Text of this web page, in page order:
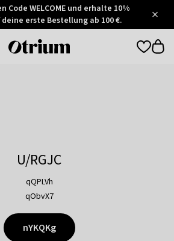
Code WELCOME und erhalte 10%
erste Bestellung ab 100 €.
Otrium
U/RGJC
qQPLVh
qObvX7
nYKQKg